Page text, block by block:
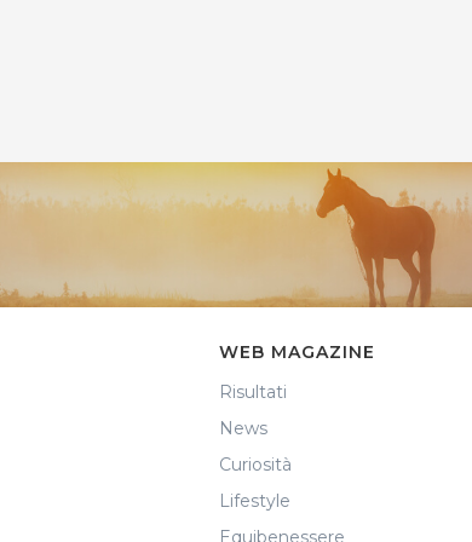
WEB MAGAZINE
Risultati
News
Curiosità
Lifestyle
Equibenessere